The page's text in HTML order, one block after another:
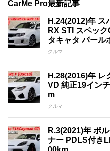
CarMe Pro最新記事
H.24(2012)年 ス
RX STI スペッ
タキャタ パール
クルマ
H.28(2016)年 レ
VD 純正19イン
m
クルマ
R.3(2021)年 ポ
ナー PDLS付き
00km